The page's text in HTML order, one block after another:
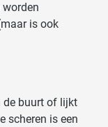
worden
is ook
de buurt of lijkt
scheren is een